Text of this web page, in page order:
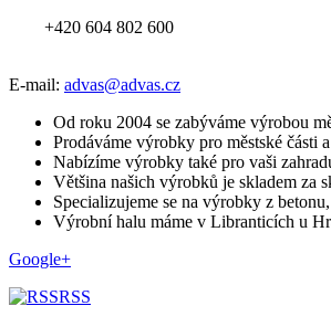
+420 604 802 600
E-mail: advas@advas.cz
Od roku 2004 se zabýváme výrobou
Prodáváme výrobky pro městské části
Nabízíme výrobky také pro vaši
Většina našich výrobků je skladem za
Specializujeme se na výrobky z
Výrobní halu máme v Libranticích u
Google+
RSS